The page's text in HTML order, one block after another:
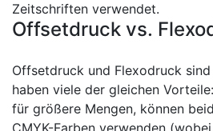
Zeitschriften verwendet.
Offsetdruck vs.
Offsetdruck und Flexodruck
haben viele der gleichen
für größere Mengen, können
CMYK-Farben verwenden